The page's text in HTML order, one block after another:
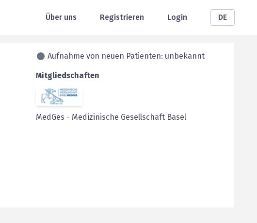
Über uns Registrieren Login DE
Aufnahme von neuen Patienten: unbekannt
Mitgliedschaften
MedGes - Medizinische Gesellschaft Basel